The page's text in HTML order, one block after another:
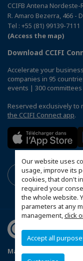
Our website uses
usage, improve its
cookies, that don't
required your
the whole website.
parameters at any
management,click
Accept all
CCIFB Antena Nordeste-
R. Amaro Bezerra, 466 -
Tel : +55 (81) 99139-7111
(Access the map)
Download CCIFI
Accelerate your
companies in 95
events | 300
Reserved exclusively to
the CCIFI Connect app.
Mapa do Site